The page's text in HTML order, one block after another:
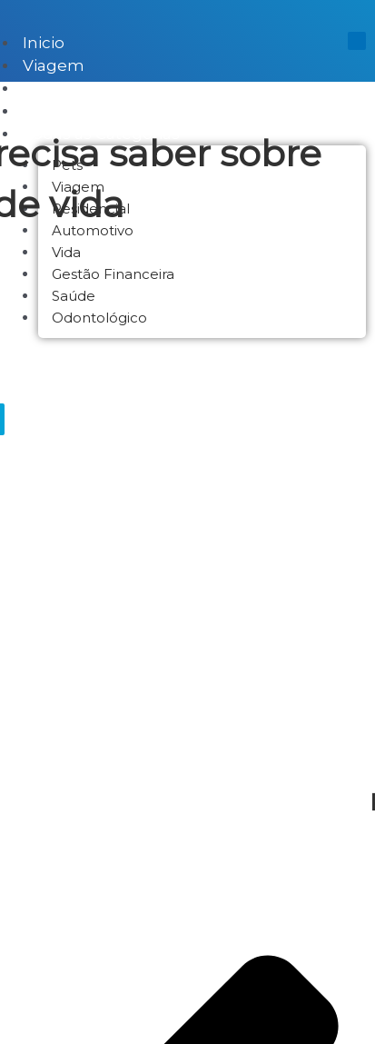
Inicio
Viagem
Todas as Categorias
Pets
Viagem
Residencial
Automotivo
Vida
Gestão Financeira
Saúde
Odontológico
saber sobre
vida